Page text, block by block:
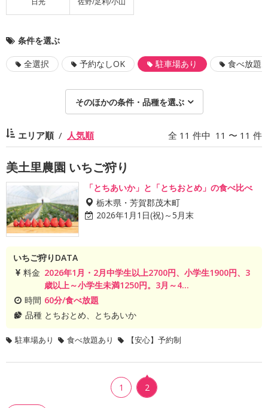
条件を選ぶ
全選択 予約なしOK 駐車場あり 食べ放題
そのほかの条件・品種を選ぶ
エリア順 人気順 全 11 件中 11 〜 11 件
美土里農園 いちご狩り
「とちあいか」と「とちおとめ」の食べ比べ
栃木県・芳賀郡茂木町
2026年1月1日(祝)～5月末
いちご狩りDATA
料金 2026年1月・2月中学生以上2700円、小学生1900円、3
歳以上～小学生未満1250円。3月～4...
時間 60分/食べ放題
品種 とちおとめ、とちあいか
駐車場あり 食べ放題あり 【安心】予約制
1 2